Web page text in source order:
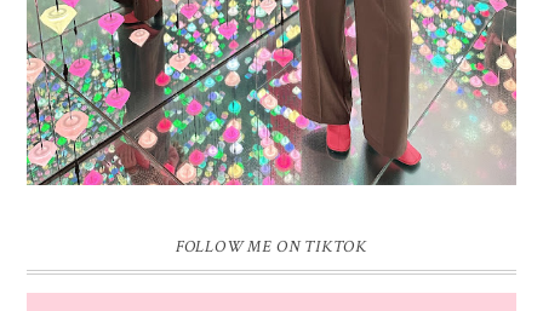
FOLLOW ME ON TIKTOK